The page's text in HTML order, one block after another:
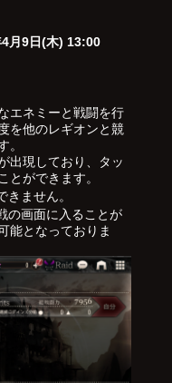
月9日(木) 13:00
エネミーと戦闘を行
を他のレギオンと競
。
出現しており、タッ
とができます。
ません。
の画面に入ることが
能となっておりま